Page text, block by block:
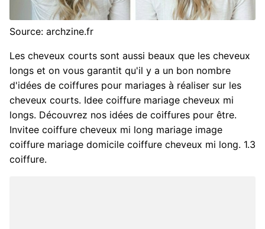
Source: archzine.fr
Les cheveux courts sont aussi beaux que les cheveux
longs et on vous garantit qu'il y a un bon nombre
d'idées de coiffures pour mariages à réaliser sur les
cheveux courts. Idee coiffure mariage cheveux mi
longs. Découvrez nos idées de coiffures pour être.
Invitee coiffure cheveux mi long mariage image
coiffure mariage domicile coiffure cheveux mi long. 1.3
coiffure.